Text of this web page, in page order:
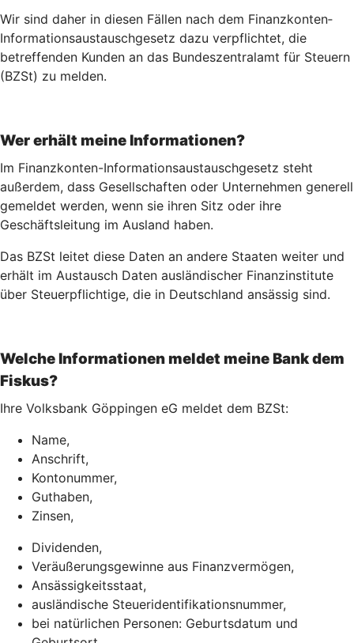
Wir sind daher in diesen Fällen nach dem Finanz­konten­
Informations­austausch­gesetz dazu verpflichtet, die
betreffenden Kunden an das Bundeszentralamt für Steuern
(BZSt) zu melden.
Wer erhält meine Informationen?
Im Finanzkonten-Informationsaustauschgesetz steht
außerdem, dass Gesellschaften oder Unternehmen generell
gemeldet werden, wenn sie ihren Sitz oder ihre
Geschäftsleitung im Ausland haben.
Das BZSt leitet diese Daten an andere Staaten weiter und
erhält im Austausch Daten ausländischer Finanzinstitute
über Steuerpflichtige, die in Deutschland ansässig sind.
Welche Informationen meldet meine Bank dem
Fiskus?
Ihre Volksbank Göppingen eG meldet dem BZSt:
Name,
Anschrift,
Kontonummer,
Guthaben,
Zinsen,
Dividenden,
Veräußerungsgewinne aus Finanzvermögen,
Ansässigkeitsstaat,
ausländische Steueridentifikationsnummer,
bei natürlichen Personen: Geburtsdatum und